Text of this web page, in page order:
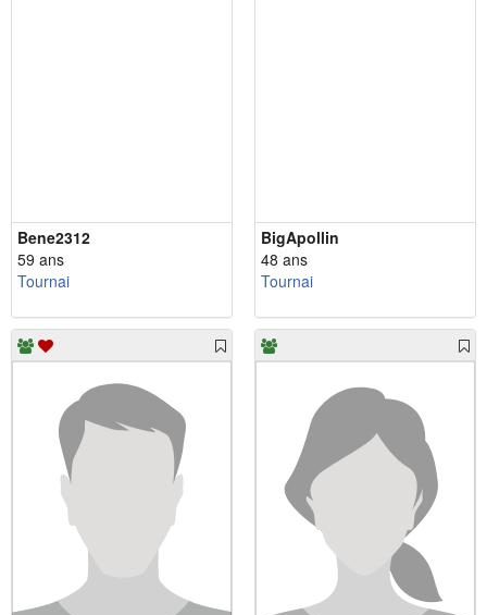
Bene2312
59 ans
Tournai
BigApollin
48 ans
Tournai